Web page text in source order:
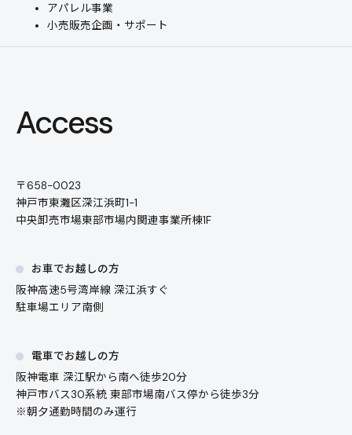
アパレル事業
小売販売企画・サポート
Access
〒658-0023
神戸市東灘区深江浜町1-1
中央卸売市場東部市場内関連事業所棟1F
お車でお越しの方
阪神高速5号湾岸線 深江浜すぐ
駐車場エリア南側
電車でお越しの方
阪神電車 深江駅から南へ徒歩20分
神戸市バス30系統 東部市場南バス停から徒歩3分
※朝夕通勤時間のみ運行